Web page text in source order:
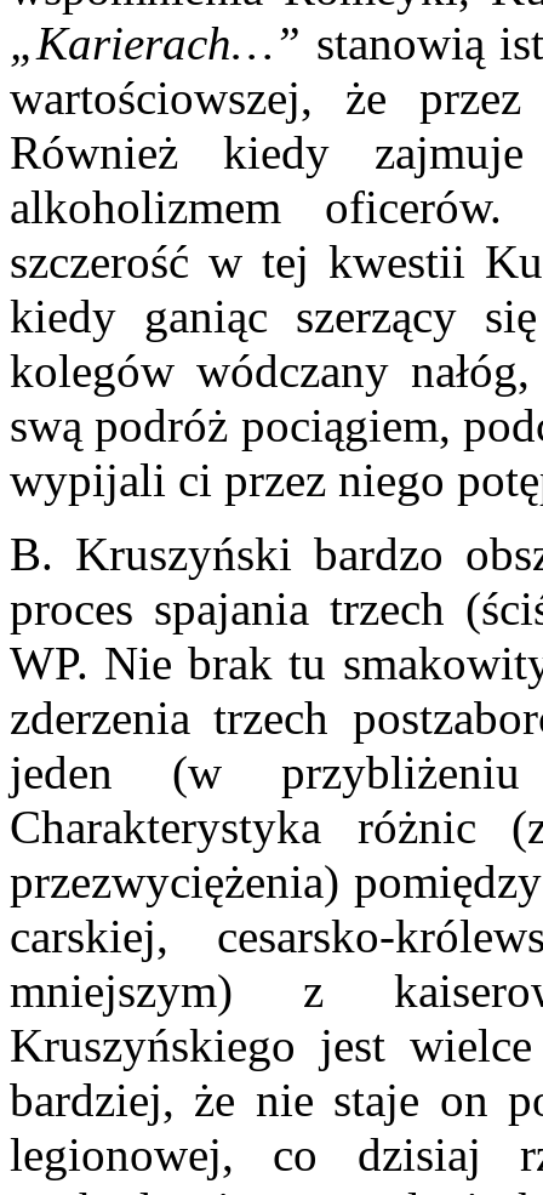
„Karierach…” stanowią
wartościowszej, że
Również kiedy
alkoholizmem
szczerość w tej kwestii
kiedy ganiąc szerzący
kolegów wódczany
swą podróż pociągiem,
wypijali ci przez niego
B. Kruszyński bardzo
proces spajania trzech
WP. Nie brak tu
zderzenia trzech
jeden (w
Charakterystyka różnic
przezwyciężenia)
carskiej, cesarsko-
mniejszym) z
Kruszyńskiego jest
bardziej, że nie staje on
legionowej, co dzisiaj